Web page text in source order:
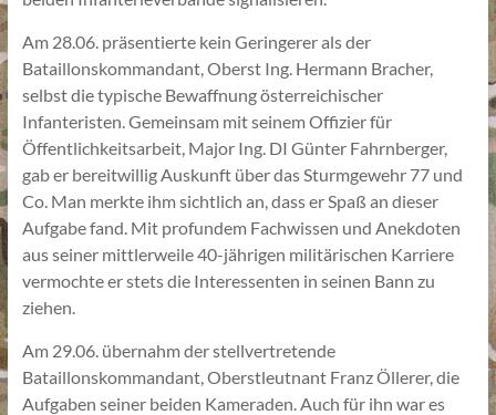
Am 28.06. präsentierte kein Geringerer als der
Bataillonskommandant, Oberst Ing. Hermann Bracher,
selbst die typische Bewaffnung österreichischer
Infanteristen. Gemeinsam mit seinem Offizier für
Öffentlichkeitsarbeit, Major Ing. DI Günter Fahrnberger,
gab er bereitwillig Auskunft über das Sturmgewehr 77 und
Co. Man merkte ihm sichtlich an, dass er Spaß an dieser
Aufgabe fand. Mit profundem Fachwissen und Anekdoten
aus seiner mittlerweile 40-jährigen militärischen Karriere
vermochte er stets die Interessenten in seinen Bann zu
ziehen.
Am 29.06. übernahm der stellvertretende
Bataillonskommandant, Oberstleutnant Franz Öllerer, die
Aufgaben seiner beiden Kameraden. Auch für ihn war es